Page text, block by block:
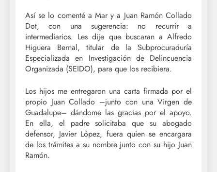
Así se lo comenté a Mar y a Juan Ramón Collado
Dot, con una sugerencia: no recurrir a
intermediarios. Les dije que buscaran a Alfredo
Higuera Bernal, titular de la Subprocuraduría
Especializada en Investigación de Delincuencia
Organizada (SEIDO), para que los recibiera.
Los hijos me entregaron una carta firmada por el
propio Juan Collado –junto con una Virgen de
Guadalupe– dándome las gracias por el apoyo.
En ella, el padre solicitaba que su abogado
defensor, Javier López, fuera quien se encargara
de los trámites a su nombre junto con su hijo Juan
Ramón.